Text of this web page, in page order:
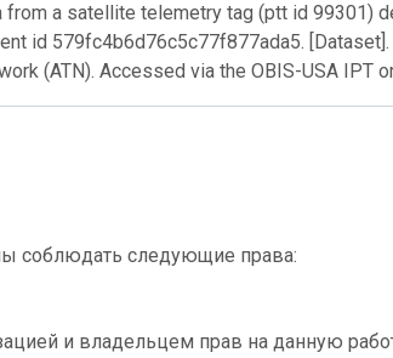
from a satellite telemetry tag (ptt id 99301)
id 579fc4b6d76c5c77f877ada5.
(ATN). Accessed via the OBIS-USA IPT
соблюдать следующие права:
и владельцем прав на данную